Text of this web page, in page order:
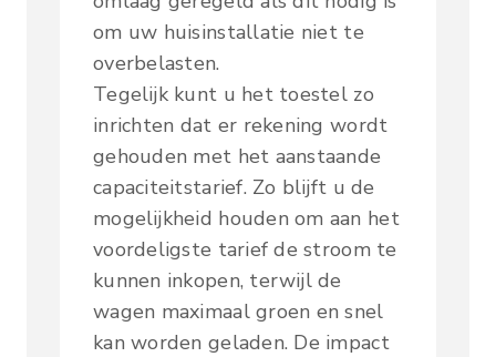
om uw huisinstallatie niet te
overbelasten.
Tegelijk kunt u het toestel zo
inrichten dat er rekening wordt
gehouden met het aanstaande
capaciteitstarief. Zo blijft u de
mogelijkheid houden om aan het
voordeligste tarief de stroom te
kunnen inkopen, terwijl de
wagen maximaal groen en snel
kan worden geladen. De impact